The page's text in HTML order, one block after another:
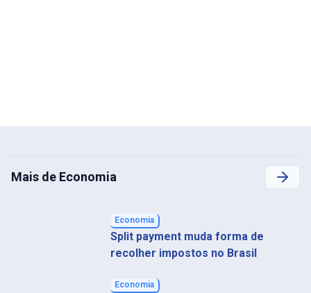
Mais de Economia
Economia
Split payment muda forma de
recolher impostos no Brasil
Economia